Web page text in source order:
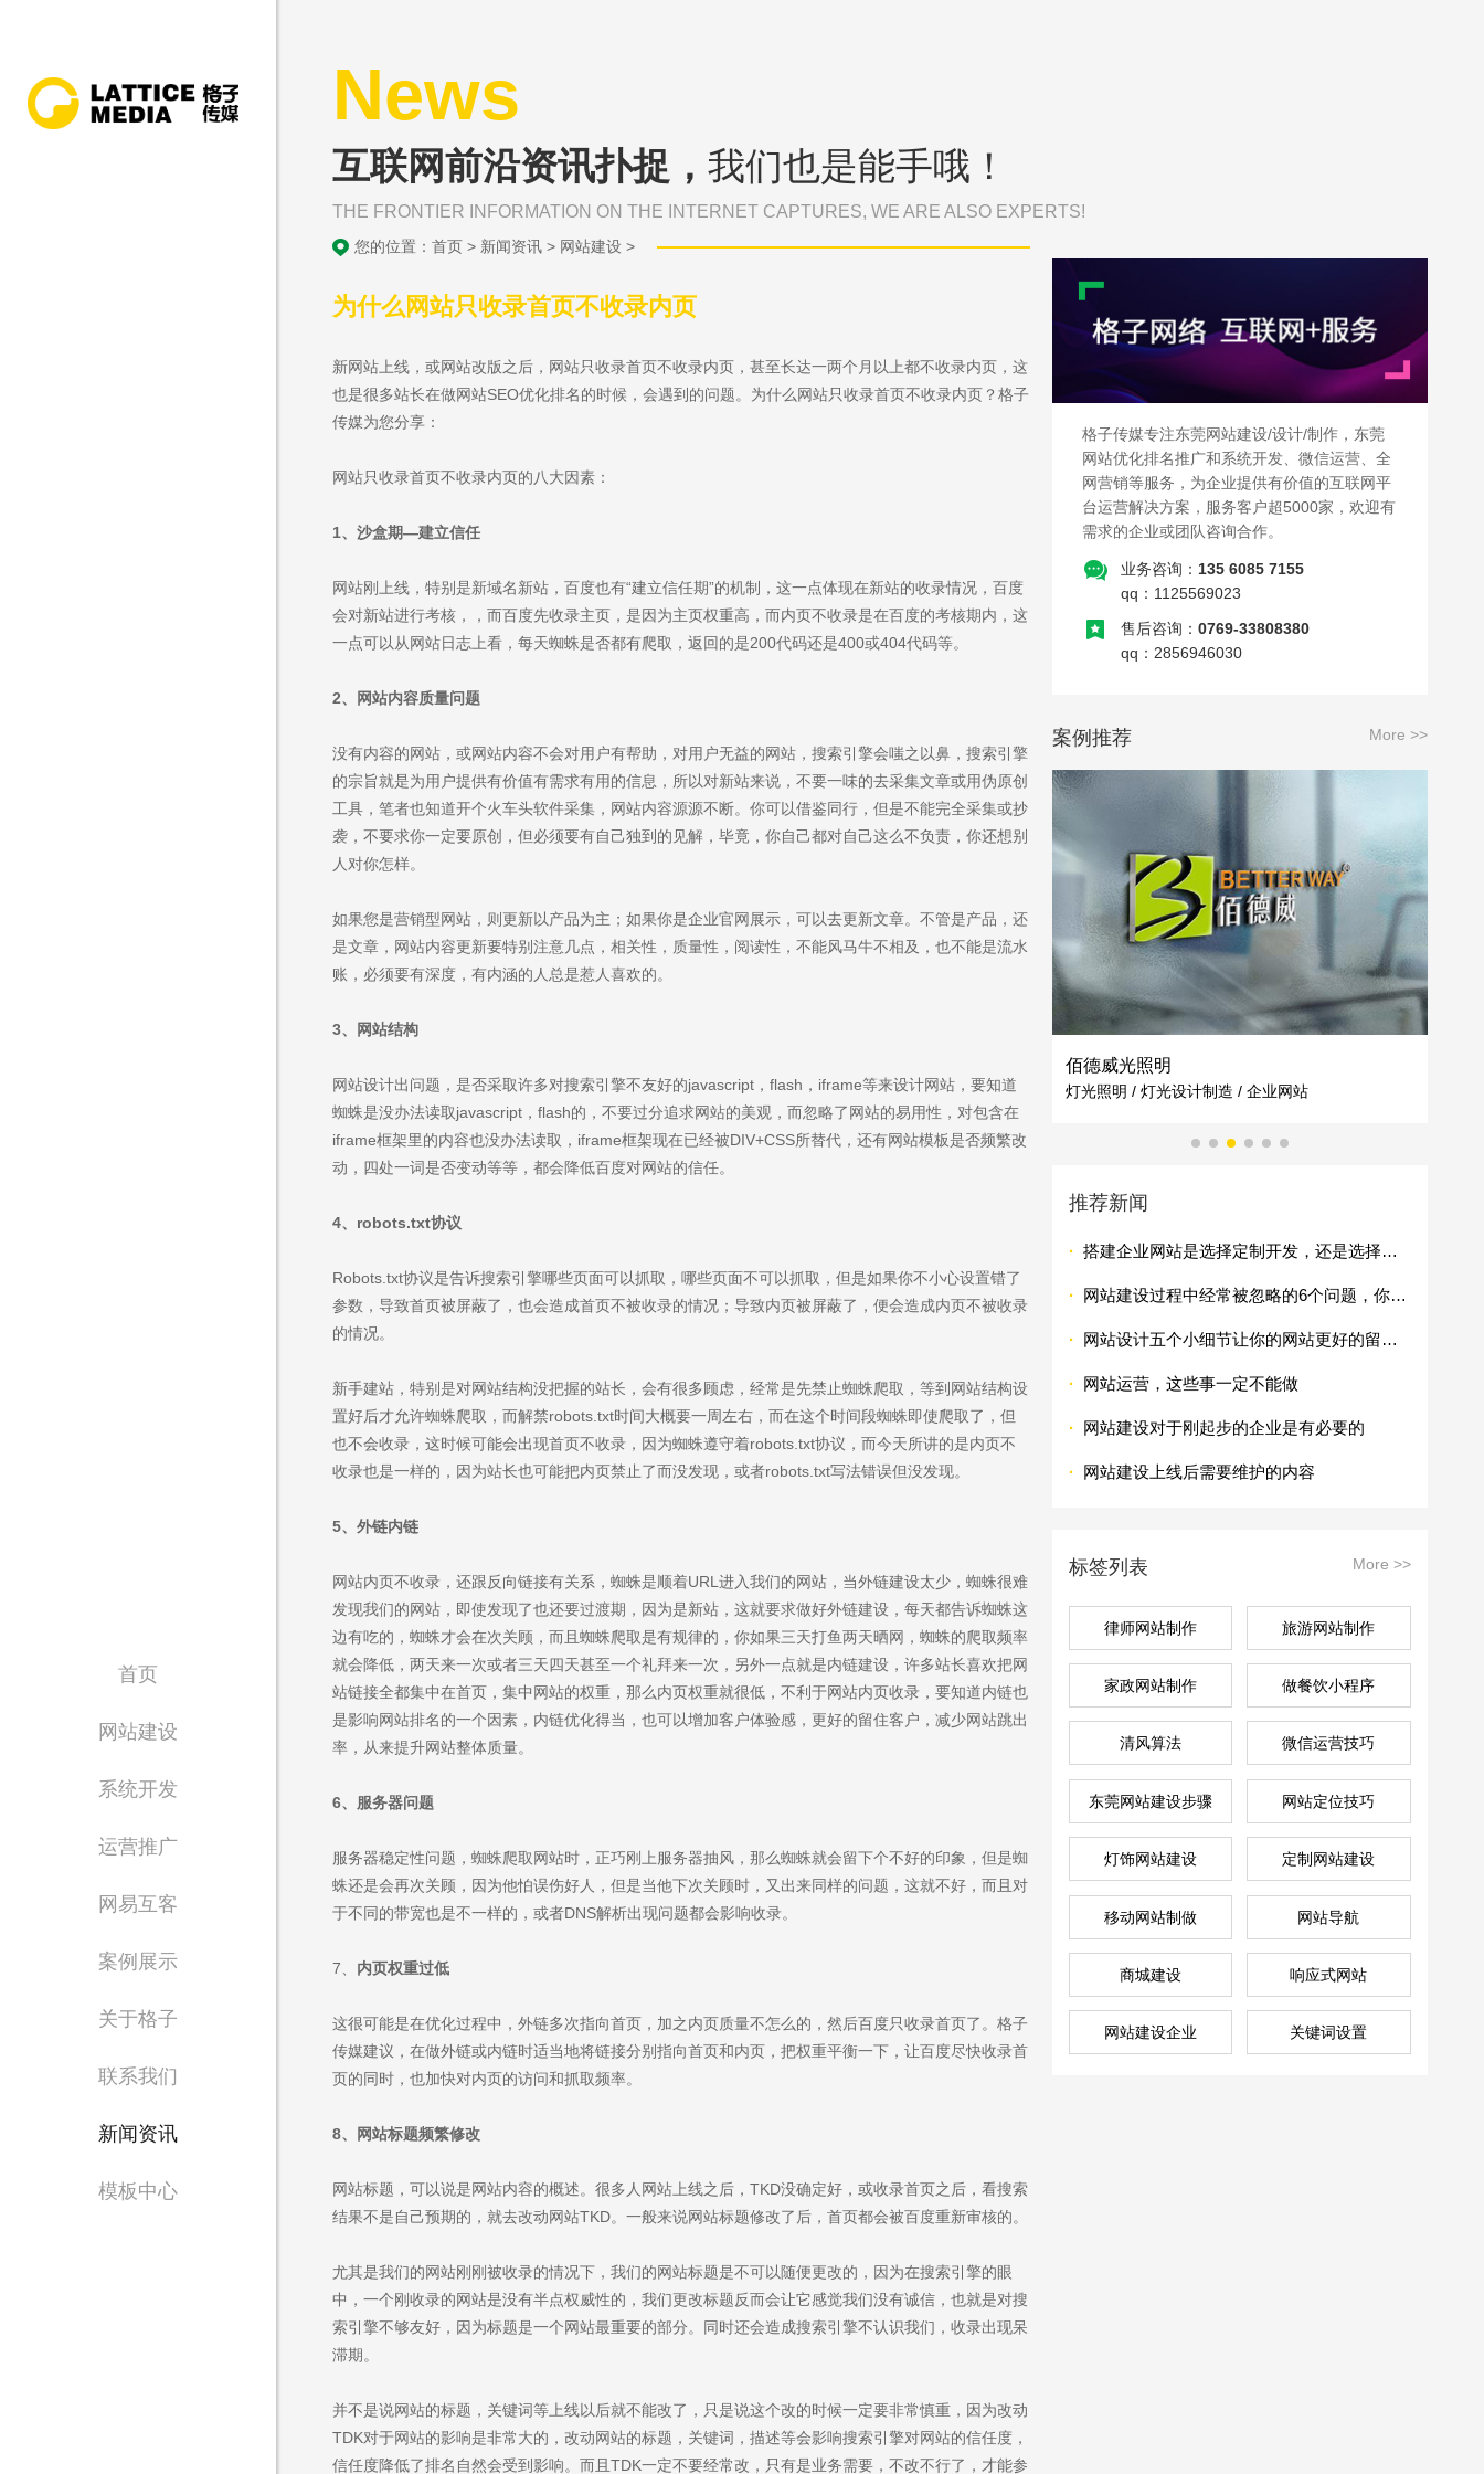
首页
网站建设
系统开发
运营推广
网易互客
案例展示
关于格子
联系我们
新闻资讯
模板中心
News
互联网前沿资讯扑捉，我们也是能手哦！
THE FRONTIER INFORMATION ON THE INTERNET CAPTURES, WE ARE ALSO EXPERTS!
您的位置：首页 > 新闻资讯 > 网站建设 >
为什么网站只收录首页不收录内页
新网站上线，或网站改版之后，网站只收录首页不收录内页，甚至长达一两个月以上都不收录内页，这
也是很多站长在做网站SEO优化排名的时候，会遇到的问题。为什么网站只收录首页不收录内页？格子
传媒为您分享：
网站只收录首页不收录内页的八大因素：
1、沙盒期—建立信任
网站刚上线，特别是新域名新站，百度也有“建立信任期”的机制，这一点体现在新站的收录情况，百度
会对新站进行考核，，而百度先收录主页，是因为主页权重高，而内页不收录是在百度的考核期内，这
一点可以从网站日志上看，每天蜘蛛是否都有爬取，返回的是200代码还是400或404代码等。
2、 网站内容质量问题
没有内容的网站，或网站内容不会对用户有帮助，对用户无益的网站，搜索引擎会嗤之以鼻，搜索引擎
的宗旨就是为用户提供有价值有需求有用的信息，所以对新站来说，不要一味的去采集文章或用伪原创
工具，笔者也知道开个火车头软件采集，网站内容源源不断。你可以借鉴同行，但是不能完全采集或抄
袭，不要求你一定要原创，但必须要有自己独到的见解，毕竟，你自己都对自己这么不负责，你还想别
人对你怎样。
如果您是营销型网站，则更新以产品为主；如果你是企业官网展示，可以去更新文章。不管是产品，还
是文章，网站内容更新要特别注意几点，相关性，质量性，阅读性，不能风马牛不相及，也不能是流水
账，必须要有深度，有内涵的人总是惹人喜欢的。
3、网站结构
网站设计出问题，是否采取许多对搜索引擎不友好的javascript，flash，iframe等来设计网站，要知道
蜘蛛是没办法读取javascript，flash的，不要过分追求网站的美观，而忽略了网站的易用性，对包含在
iframe框架里的内容也没办法读取，iframe框架现在已经被DIV+CSS所替代，还有网站模板是否频繁改
动，四处一词是否变动等等，都会降低百度对网站的信任。
4、robots.txt协议
Robots.txt协议是告诉搜索引擎哪些页面可以抓取，哪些页面不可以抓取，但是如果你不小心设置错了
参数，导致首页被屏蔽了，也会造成首页不被收录的情况；导致内页被屏蔽了，便会造成内页不被收录
的情况。
新手建站，特别是对网站结构没把握的站长，会有很多顾虑，经常是先禁止蜘蛛爬取，等到网站结构设
置好后才允许蜘蛛爬取，而解禁robots.txt时间大概要一周左右，而在这个时间段蜘蛛即使爬取了，但
也不会收录，这时候可能会出现首页不收录，因为蜘蛛遵守着robots.txt协议，而今天所讲的是内页不
收录也是一样的，因为站长也可能把内页禁止了而没发现，或者robots.txt写法错误但没发现。
5、外链内链
网站内页不收录，还跟反向链接有关系，蜘蛛是顺着URL进入我们的网站，当外链建设太少，蜘蛛很难
发现我们的网站，即使发现了也还要过渡期，因为是新站，这就要求做好外链建设，每天都告诉蜘蛛这
边有吃的，蜘蛛才会在次关顾，而且蜘蛛爬取是有规律的，你如果三天打鱼两天晒网，蜘蛛的爬取频率
就会降低，两天来一次或者三天四天甚至一个礼拜来一次，另外一点就是内链建设，许多站长喜欢把网
站链接全都集中在首页，集中网站的权重，那么内页权重就很低，不利于网站内页收录，要知道内链也
是影响网站排名的一个因素，内链优化得当，也可以增加客户体验感，更好的留住客户，减少网站跳出
率，从来提升网站整体质量。
6、服务器问题
服务器稳定性问题，蜘蛛爬取网站时，正巧刚上服务器抽风，那么蜘蛛就会留下个不好的印象，但是蜘
蛛还是会再次关顾，因为他怕误伤好人，但是当他下次关顾时，又出来同样的问题，这就不好，而且对
于不同的带宽也是不一样的，或者DNS解析出现问题都会影响收录。
7、 内页权重过低
这很可能是在优化过程中，外链多次指向首页，加之内页质量不怎么的，然后百度只收录首页了。格子
传媒建议，在做外链或内链时适当地将链接分别指向首页和内页，把权重平衡一下，让百度尽快收录首
页的同时，也加快对内页的访问和抓取频率。
8、 网站标题频繁修改
网站标题，可以说是网站内容的概述。很多人网站上线之后，TKD没确定好，或收录首页之后，看搜索
结果不是自己预期的，就去改动网站TKD。一般来说网站标题修改了后，首页都会被百度重新审核的。
尤其是我们的网站刚刚被收录的情况下，我们的网站标题是不可以随便更改的，因为在搜索引擎的眼
中，一个刚收录的网站是没有半点权威性的，我们更改标题反而会让它感觉我们没有诚信，也就是对搜
索引擎不够友好，因为标题是一个网站最重要的部分。同时还会造成搜索引擎不认识我们，收录出现呆
滞期。
并不是说网站的标题，关键词等上线以后就不能改了，只是说这个改的时候一定要非常慎重，因为改动
TDK对于网站的影响是非常大的，改动网站的标题，关键词，描述等会影响搜索引擎对网站的信任度，
信任度降低了排名自然会受到影响。而且TDK一定不要经常改，只有是业务需要，不改不行了，才能参
格子传媒专注东莞网站建设/设计/制作，东莞
网站优化排名推广和系统开发、微信运营、全
网营销等服务，为企业提供有价值的互联网平
台运营解决方案，服务客户超5000家，欢迎有
需求的企业或团队咨询合作。
业务咨询： 135 6085 7155
qq：1125569023
售后咨询： 0769-33808380
qq：2856946030
案例推荐 More >>
智能家具 / 响应式网站 / 外贸网站 装修设计 / 整屋装修 / 企业网站
佰德威光照明
灯光照明 / 灯光设计制造 / 企业网站
推荐新闻
· 搭建企业网站是选择定制开发，还是选择自助建站平台
· 网站建设过程中经常被忽略的6个问题，你知道多少?
· 网站设计五个小细节让你的网站更好的留住客户
· 网站运营，这些事一定不能做
· 网站建设对于刚起步的企业是有必要的
· 网站建设上线后需要维护的内容
标签列表 More >>
律师网站制作 旅游网站制作
家政网站制作 做餐饮小程序
清风算法 微信运营技巧
东莞网站建设步骤 网站定位技巧
灯饰网站建设 定制网站建设
移动网站制做 网站导航
商城建设 响应式网站
网站建设企业 关键词设置
专注东莞网站设计制作，为中小企业打造高端营销型网站。
售前咨询
13560857155
售后咨询
0769-33808380
Are you ready?